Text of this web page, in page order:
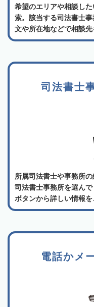
希望のエリアや相談し
索。該当する司法書士
文や所在地などで相談先
司法書士
所属司法書士や事務所
司法書士事務所を選ん
ボタンから詳しい情報を
電話かメ